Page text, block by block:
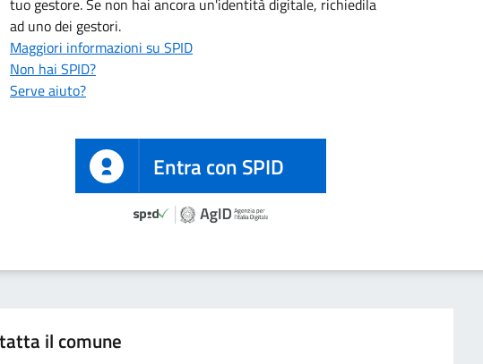
tuo gestore. Se non hai ancora un'identità digitale, richiedila
ad uno dei gestori.
Maggiori informazioni su SPID
Non hai SPID?
Serve aiuto?
Entra con SPID
il comune